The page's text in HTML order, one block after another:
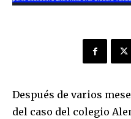
Después de varios
del caso del colegio